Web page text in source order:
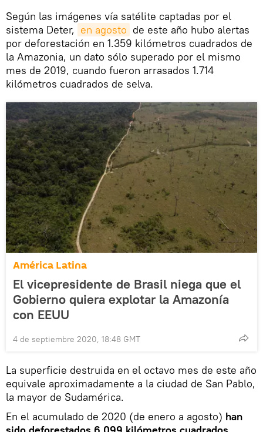
Según las imágenes vía satélite captadas por el
sistema Deter, en agosto de este año hubo alertas
por deforestación en 1.359 kilómetros cuadrados de
la Amazonia, un dato sólo superado por el mismo
mes de 2019, cuando fueron arrasados 1.714
kilómetros cuadrados de selva.
América Latina
El vicepresidente de Brasil niega que el
Gobierno quiera explotar la Amazonía
con EEUU
4 de septiembre 2020, 18:48 GMT
La superficie destruida en el octavo mes de este año
equivale aproximadamente a la ciudad de San Pablo,
la mayor de Sudamérica.
En el acumulado de 2020 (de enero a agosto) han